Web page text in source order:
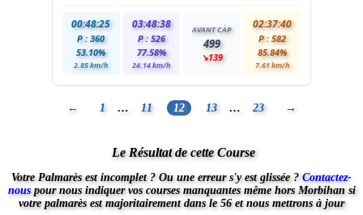
00:48:25
P : 360
53.10%
2.85 km/h
03:48:38
P : 526
77.58%
24.14 km/h
AVANT CÀP
499
↘139
02:37:40
P : 582
85.84%
7.61 km/h
← 1 … 11 12 13 … 23 →
Le Résultat de cette Course
Votre Palmarès est incomplet ? Ou une erreur s'y est glissée ? Contactez-
nouspour nous indiquer vos courses manquantes même hors Morbihansi
votre palmarès est majoritairement dans le 56 et nous mettrons à jour